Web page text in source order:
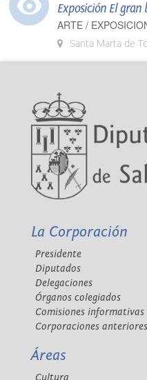
Exposición El gran
ARTE /
Santa Marta de
La Corporación
Presidente
Diputados
Delegaciones
Órganos colegiados
Comisiones informativas
Corporaciones anteriores
Áreas
Cultura